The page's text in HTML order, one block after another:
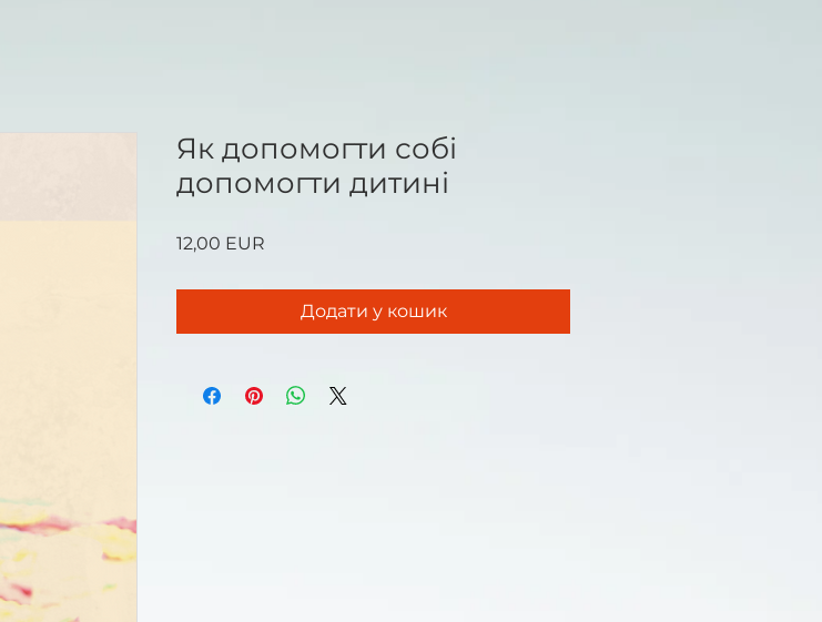
Як допомогти собі
допомогти дитині
12,00 EUR
Додати у кошик